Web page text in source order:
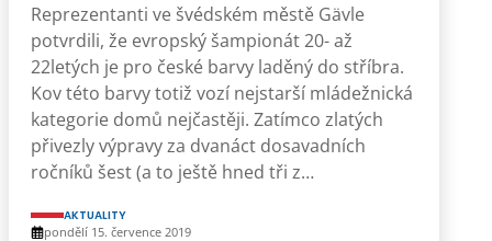
Reprezentanti ve švédském městě Gävle
potvrdili, že evropský šampionát 20- až
22letých je pro české barvy laděný do stříbra.
Kov této barvy totiž vozí nejstarší mládežnická
kategorie domů nejčastěji. Zatímco zlatých
přivezly výpravy za dvanáct dosavadních
ročníků šest (a to ještě hned tři z…
AKTUALITY
pondělí 15. července 2019